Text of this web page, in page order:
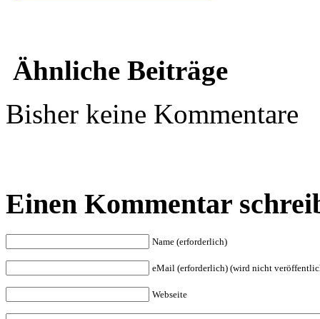
Ähnliche Beiträge
Bisher keine Kommentare
Einen Kommentar
Name (erforderlich)
eMail (erforderlich) (wird nicht
Webseite